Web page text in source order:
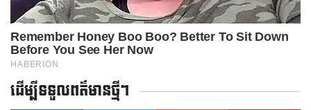
ដើម្បីទទួលពត៌មានថ្មីៗ